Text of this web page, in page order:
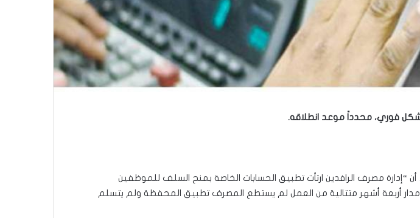
فوري، محدداً موعد انطلاقه.
“إدارة مصرف الرافدين ارتأت تطبيق الحسابات الخاصة بمنح السلف للموظفين
مدار أربعة أشهر متتالية من العمل لم يستطع المصرف تطبيق المحفظة ولم يتسلم